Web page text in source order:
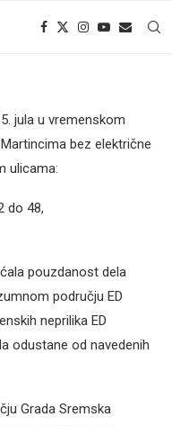
jula u vremenskom
bez električne
ulicama:
do 48,
pouzdanost dela
području ED
neprilika ED
odustane od navedenih
Grada Sremska